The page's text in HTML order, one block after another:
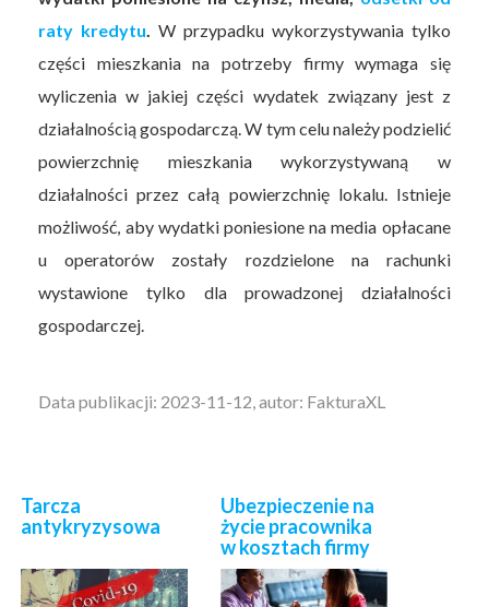
raty kredytu
W przypadku wykorzystywania tylko
części mieszkania na potrzeby firmy wymaga się
wyliczenia w jakiej części wydatek związany jest z
działalnością gospodarczą. W tym celu należy podzielić
powierzchnię mieszkania wykorzystywaną w
działalności przez całą powierzchnię lokalu. Istnieje
możliwość, aby wydatki poniesione na media opłacane
u operatorów zostały rozdzielone na rachunki
wystawione tylko dla prowadzonej działalności
gospodarczej.
Data publikacji: 2023-11-12, autor: FakturaXL
Tarcza
antykryzysowa
Ubezpieczenie na
życie pracownika
w kosztach firmy